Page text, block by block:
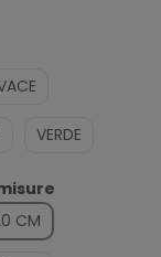
VERDE
CM